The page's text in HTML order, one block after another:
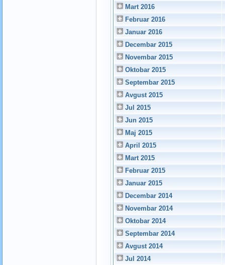
Mart 2016
Februar 2016
Januar 2016
Decembar 2015
Novembar 2015
Oktobar 2015
Septembar 2015
Avgust 2015
Jul 2015
Jun 2015
Maj 2015
April 2015
Mart 2015
Februar 2015
Januar 2015
Decembar 2014
Novembar 2014
Oktobar 2014
Septembar 2014
Avgust 2014
Jul 2014